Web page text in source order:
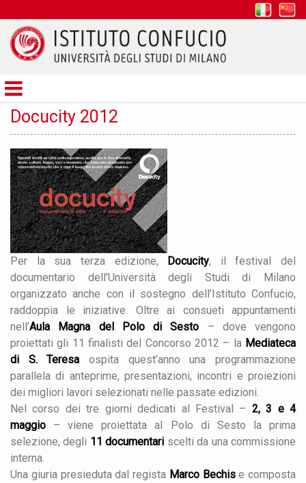
Confucio
Docucity 2012
Per la sua terza edizione, Docucity, il festival del
documentario dell’Università degli Studi di Milano
organizzato anche con il sostegno dell’Istituto Confucio,
raddoppia le iniziative. Oltre ai consueti appuntamenti
nell’Aula Magna del Polo di Sesto – dove vengono
proiettati gli 11 finalisti del Concorso 2012 – la Mediateca
di S. Teresa ospita quest’anno una programmazione
parallela di anteprime, presentazioni, incontri e proiezioni
dei migliori lavori selezionati nelle passate edizioni.
Nel corso dei tre giorni dedicati al Festival – 2, 3 e 4
maggio – viene proiettata al Polo di Sesto la prima
selezione, degli 11 documentari scelti da una commissione
interna.
Una giuria presieduta dal regista Marco Bechise composta